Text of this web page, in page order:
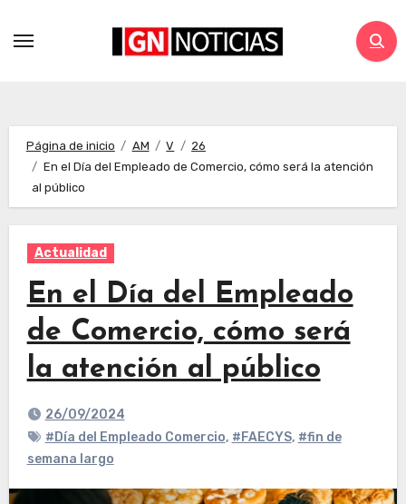
Página de inicio AM V
26
En el Día del Empleado de Comercio, cómo será la atención
al público
Actualidad
En el Día del Empleado
de Comercio, cómo será
la atención al público
26/09/2024
#Día del Empleado Comercio, #FAECYS, #fin de
semana largo